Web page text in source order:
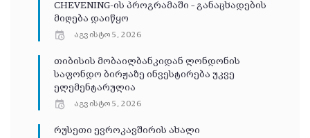
CHEVENING-ის პროგრამაში – განაცხადების
მიღება დაიწყო
აგვისტო 5, 2026
თიბისის მობაილბანკიდან ლონდონის
საფონდო ბირჟაზე ინვესტირება უკვე
ელემენტარულია
აგვისტო 5, 2026
რუსეთი ევროკავშირის ახალი